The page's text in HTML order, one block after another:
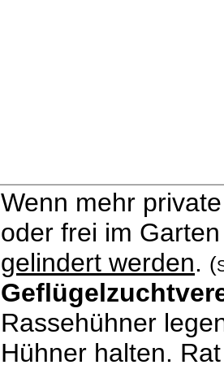
Wenn mehr
oder frei im
gelindert werden. (
Rassehühner
Hühner halten.